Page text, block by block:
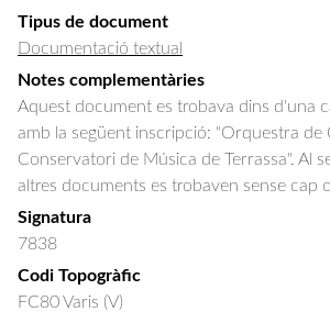
Tipus de document
Documentació textual
Notes complementàries
Aquest document es trobava dins d'una
amb la següent inscripció: "Orquestra de
Conservatori de Música de Terrassa". Al
altres documents es trobaven sense cap
Signatura
7838
Codi Topogràfic
FC80 Varis (V)